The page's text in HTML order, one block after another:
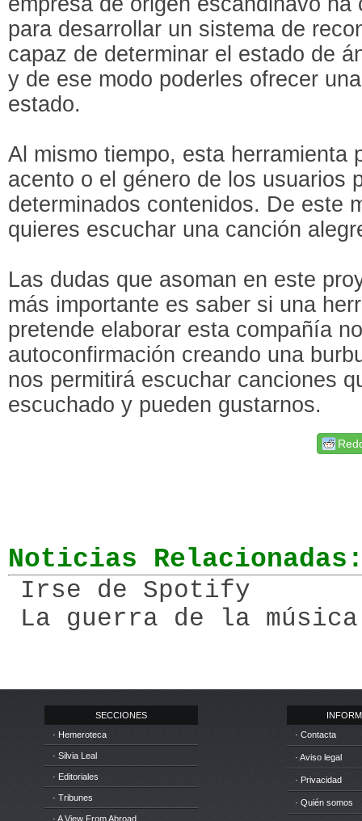
para desarrollar un sistema de
capaz de determinar el estado de
y de ese modo poderles ofrecer
estado.
Al mismo tiempo, esta herramienta
acento o el género de los usuarios
determinados contenidos. De este
quieres escuchar una canción
Las dudas que asoman en este
más importante es saber si una
pretende elaborar esta compañía
autoconfirmación creando una
nos permitirá escuchar canciones
escuchado y pueden gustarnos.
Noticias
Irse de Spotify
La guerra de la música
SECCIONES
· Hemeroteca
· Silvia Leal
· Editoriales
· Tribunes
· A View From Abroad
· Contacta
· Aviso legal
· Privacidad
· Quién somos